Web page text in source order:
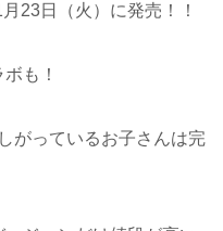
23日（火）に発売！！
も！
がっているお子さんは完